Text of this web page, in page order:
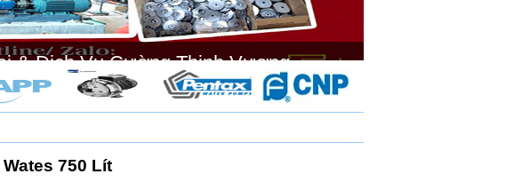
& Dịch Vụ Cường Thịnh Vương.
750 Lít